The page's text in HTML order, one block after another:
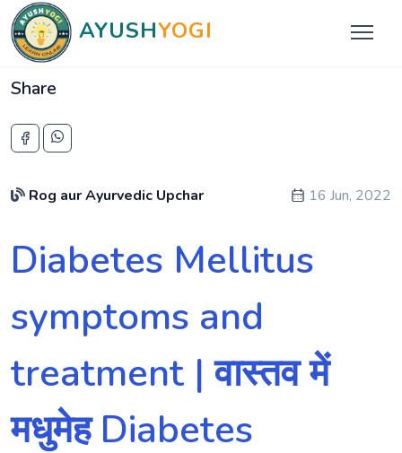
AYUSHYOGI
Share
Rog aur Ayurvedic Upchar 16 Jun, 2022
Diabetes Mellitus
symptoms and
treatment | वास्तव में
मधुमेह Diabetes